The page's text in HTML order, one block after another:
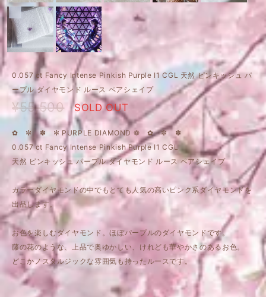
0.057 ct Fancy Intense Pinkish Purple I1 CGL 天然 ピンキッシュ パ
ープル ダイヤモンド ルース ペアシェイプ
¥55,500 SOLD OUT
✿ ✼ ✽ ✻ PURPLE DIAMOND ❁ ✿ ✼ ✽
0.057 ct Fancy Intense Pinkish Purple I1 CGL
天然 ピンキッシュ パープル ダイヤモンド ルース ペアシェイプ
カラーダイヤモンドの中でもとても人気の高いピンク系ダイヤモンドを
出品します。
お色を楽しむダイヤモンド。ほぼパープルのダイヤモンドです。
藤の花のような、上品で奥ゆかしい、けれども華やかさのあるお色。
どこかノスタルジックな雰囲気も持ったルースです。